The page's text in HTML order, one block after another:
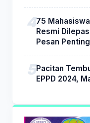
75
Resmi
Pesan Penting
Pacitan
EPPD 2024,